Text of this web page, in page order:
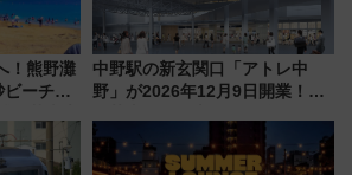
！熊野灘
ーチは
中野駅の新玄関口「アトレ中
野」が2026年12月9日開業！新
注目スポット